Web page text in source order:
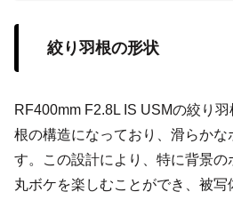
絞り羽根の形状
RF400mm F2.8L IS USMの絞り
根の構造になっており、滑らかな
す。この設計により、特に背景
丸ボケを楽しむことができ、被